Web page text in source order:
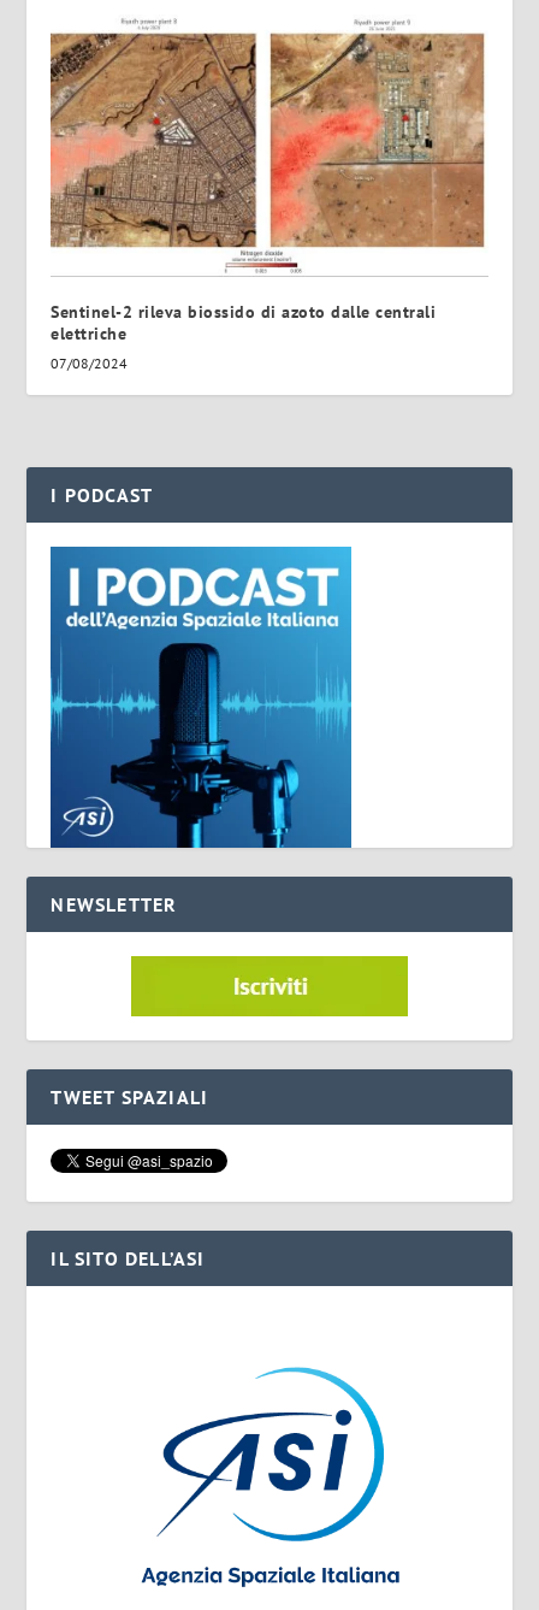
Sentinel-2 rileva biossido di azoto dalle centrali
elettriche
07/08/2024
I PODCAST
NEWSLETTER
TWEET SPAZIALI
IL SITO DELL’ASI